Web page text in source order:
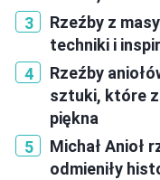
Rzeźby z
techniki i
Rzeźby
sztuki, które
piękna
Michał Anioł
odmieniły